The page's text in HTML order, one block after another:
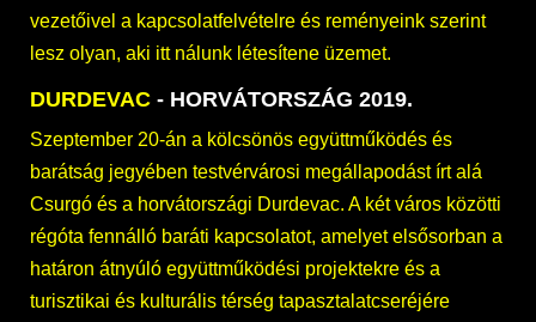
vezetőivel a kapcsolatfelvételre és reményeink szerint
lesz olyan, aki itt nálunk létesítene üzemet.
DURDEVAC - HORVÁTORSZÁG 2019.
Szeptember 20-án a kölcsönös együttműködés és
barátság jegyében testvérvárosi megállapodást írt alá
Csurgó és a horvátországi Durdevac. A két város közötti
régóta fennálló baráti kapcsolatot, amelyet elsősorban a
határon átnyúló együttműködési projektekre és a
turisztikai és kulturális térség tapasztalatcseréjére